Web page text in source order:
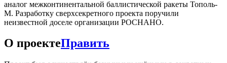
аналог межконтинентальной баллистической ракеты Тополь-
М. Разработку сверхсекретного проекта поручили
неизвестной доселе организации РОСНАНО.
О проектеПравить